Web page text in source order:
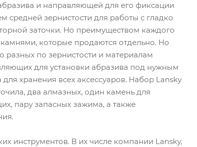
и направляющей для его фиксации
зернистости для работы с гладко
заточки. Но преимуществом каждого
которые продаются отдельно. Но
по зернистости и материалам
для установки абразива под нужным
хранения всех аксессуаров. Набор Lansky
два алмазных, один камень для
пару запасных зажима, а также
инструментов. В их числе компании Lansky,